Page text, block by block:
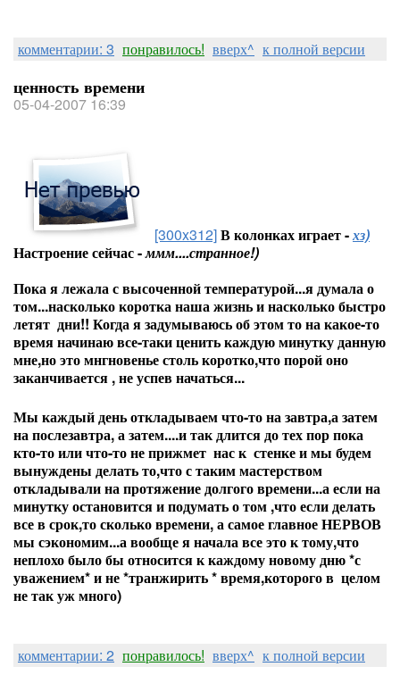
комментарии: 3 понравилось! вверх^ к полной версии
ценность времени
05-04-2007 16:39
[300x312]В колонках играет -хз)
Настроение сейчас -ммм....странное!)
Пока я лежала с высоченной температурой...я думала о
том...насколько коротка наша жизнь и насколько быстро
летят дни!! Когда я задумываюсь об этом то на какое-то
время начинаю все-таки ценить каждую минутку данную
мне,но это мнгновенье столь коротко,что порой оно
заканчивается , не успев начаться...
Мы каждый день откладываем что-то на завтра,а затем
на послезавтра, а затем....и так длится до тех пор пока
кто-то или что-то не прижмет нас к стенке и мы будем
вынуждены делать то,что с таким мастерством
откладывали на протяжение долгого времени...а если на
минутку остановится и подумать о том ,что если делать
все в срок,то сколько времени, а самое главное НЕРВОВ
мы сэкономим...а вообще я начала все это к тому,что
неплохо было бы относится к каждому новому дню *с
уважением* и не *транжирить * время,которого в целом
не так уж много)
комментарии: 2 понравилось! вверх^ к полной версии